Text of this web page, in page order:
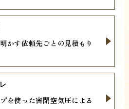
かす依頼先ごとの見積もり
を使った密閉空気圧による